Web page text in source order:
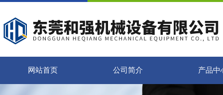
网站首页 公司简介 产品中